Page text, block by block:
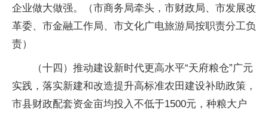
企业做大做强。（市商务局牵头，市财政局、市发展改
革委、市金融工作局、市文化广电旅游局按职责分工负
责）
（十四）推动建设新时代更高水平“天府粮仓”广元
实践，落实新建和改造提升高标准农田建设补助政策，
市县财政配套资金亩均投入不低于1500元，种粮大户